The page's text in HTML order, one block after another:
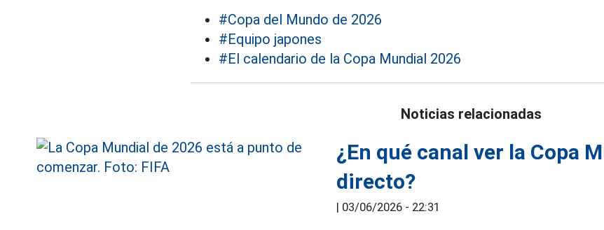
#Copa del Mundo de 2026
#Equipo japones
#El calendario de la Copa Mundial 2026
Noticias relacionadas
¿En qué canal ver la Copa
directo?
| 03/06/2026 - 22:31